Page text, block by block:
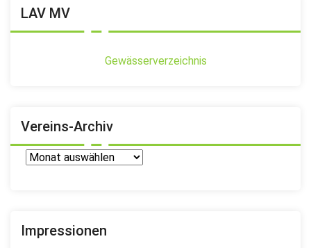
LAV MV
Gewässerverzeichnis
Vereins-Archiv
Vereins-
Impressionen